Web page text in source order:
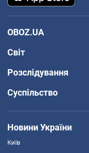
OBOZ.UA
Світ
Розслідування
Суспільство
Новини України
Київ